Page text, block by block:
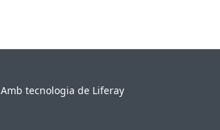
Amb tecnologia de Liferay